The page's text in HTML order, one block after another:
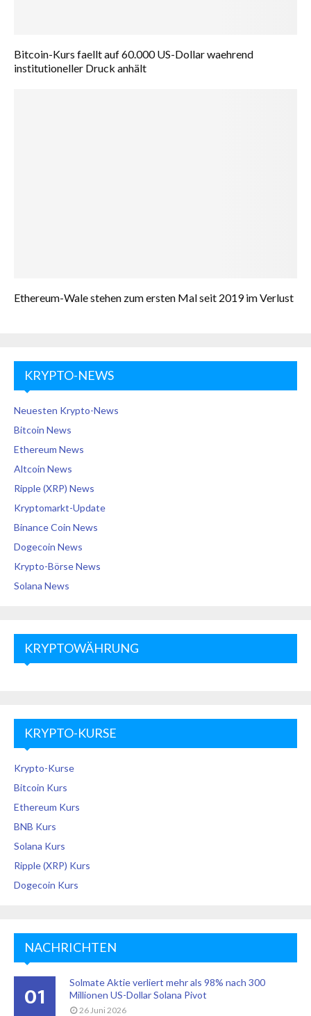
Bitcoin-Kurs faellt auf 60.000 US-Dollar waehrend
institutioneller Druck anhält
Ethereum-Wale stehen zum ersten Mal seit 2019 im Verlust
KRYPTO-NEWS
Neuesten Krypto-News
Bitcoin News
Ethereum News
Altcoin News
Ripple (XRP) News
Kryptomarkt-Update
Binance Coin News
Dogecoin News
Krypto-Börse News
Solana News
KRYPTOWÄHRUNG
KRYPTO-KURSE
Krypto-Kurse
Bitcoin Kurs
Ethereum Kurs
BNB Kurs
Solana Kurs
Ripple (XRP) Kurs
Dogecoin Kurs
NACHRICHTEN
01
Solmate Aktie verliert mehr als 98% nach 300
Millionen US-Dollar Solana Pivot
26 Juni 2026